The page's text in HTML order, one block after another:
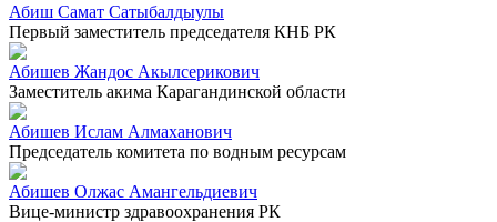
Абиш Самат Сатыбалдыулы
Первый заместитель председателя КНБ РК
Абишев Жандос Акылсерикович
Заместитель акима Карагандинской области
Абишев Ислам Алмаханович
Председатель комитета по водным ресурсам
Абишев Олжас Амангельдиевич
Вице-министр здравоохранения РК